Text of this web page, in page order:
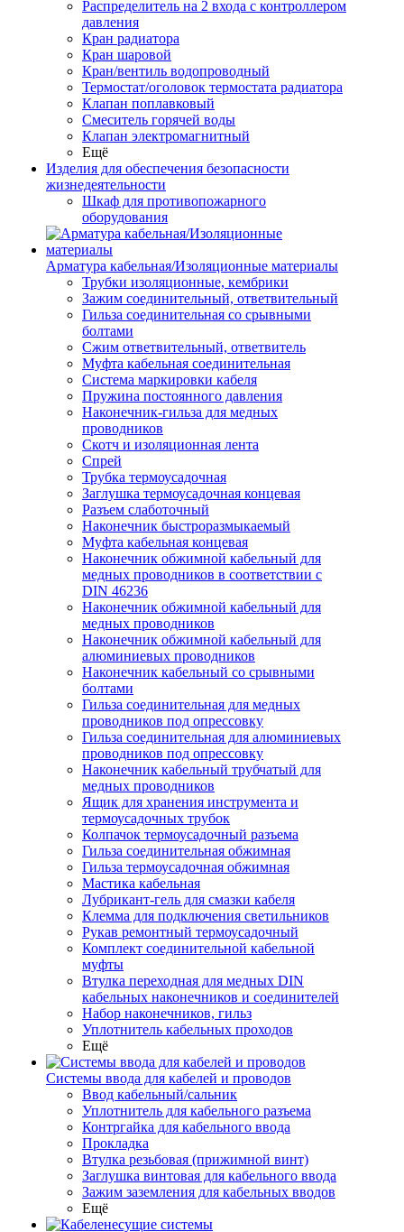
Распределитель на 2 входа с контроллером
давления
Кран радиатора
Кран шаровой
Кран/вентиль водопроводный
Термостат/оголовок термостата радиатора
Клапан поплавковый
Смеситель горячей воды
Клапан электромагнитный
Ещё
Изделия для обеспечения безопасности
жизнедеятельности
Шкаф для противопожарного
оборудования
Арматура кабельная/Изоляционные материалы
Трубки изоляционные, кембрики
Зажим соединительный, ответвительный
Гильза соединительная со срывными
болтами
Сжим ответвительный, ответвитель
Муфта кабельная соединительная
Система маркировки кабеля
Пружина постоянного давления
Наконечник-гильза для медных
проводников
Скотч и изоляционная лента
Спрей
Трубка термоусадочная
Заглушка термоусадочная концевая
Разъем слаботочный
Наконечник быстроразмыкаемый
Муфта кабельная концевая
Наконечник обжимной кабельный для
медных проводников в соответствии с
DIN 46236
Наконечник обжимной кабельный для
медных проводников
Наконечник обжимной кабельный для
алюминиевых проводников
Наконечник кабельный со срывными
болтами
Гильза соединительная для медных
проводников под опрессовку
Гильза соединительная для алюминиевых
проводников под опрессовку
Наконечник кабельный трубчатый для
медных проводников
Ящик для хранения инструмента и
термоусадочных трубок
Колпачок термоусадочный разъема
Гильза соединительная обжимная
Гильза термоусадочная обжимная
Мастика кабельная
Лубрикант-гель для смазки кабеля
Клемма для подключения светильников
Рукав ремонтный термоусадочный
Комплект соединительной кабельной
муфты
Втулка переходная для медных DIN
кабельных наконечников и соединителей
Набор наконечников, гильз
Уплотнитель кабельных проходов
Ещё
Системы ввода для кабелей и проводов
Ввод кабельный/сальник
Уплотнитель для кабельного разъема
Контргайка для кабельного ввода
Прокладка
Втулка резьбовая (прижимной винт)
Заглушка винтовая для кабельного ввода
Зажим заземления для кабельных вводов
Ещё